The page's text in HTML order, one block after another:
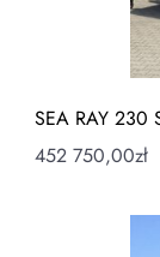
SEA RAY 230
452 750,00zł